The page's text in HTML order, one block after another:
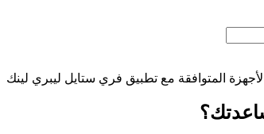
الأجهزة المتوافقة مع تطبيق فري ستايل ليبري لينك